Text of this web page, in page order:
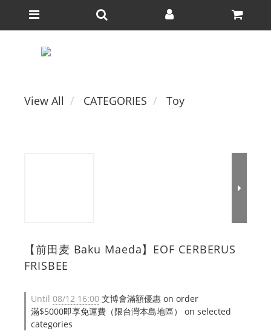
View All CATEGORIES Toy
【前田麦 Baku Maeda】EOF CERBERUS
FRISBEE
Until 08/12 16:00 文博會滿額優惠 on order
滿$5000即享免運費（限台灣本島地區） on selected
categories